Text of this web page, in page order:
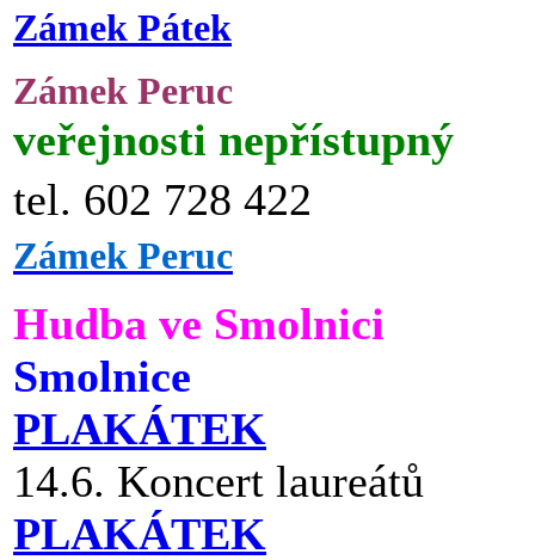
Zámek Pátek
Zámek Peruc
veřejnosti nepřístupný
tel. 602 728 422
Zámek Peruc
Hudba ve Smolnici
Smolnice
PLAKÁTEK
14.6. Koncert laureátů
PLAKÁTEK